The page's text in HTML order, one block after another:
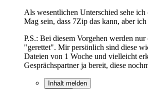
Als wesentlichen Unterschied sehe ich
Mag sein, dass 7Zip das kann, aber
P.S.: Bei diesem Vorgehen werden
"gerettet". Mir persönlich sind diese
Dateien von 1 Woche und vielleicht
Gesprächspartner ja bereit, diese
Inhalt melden